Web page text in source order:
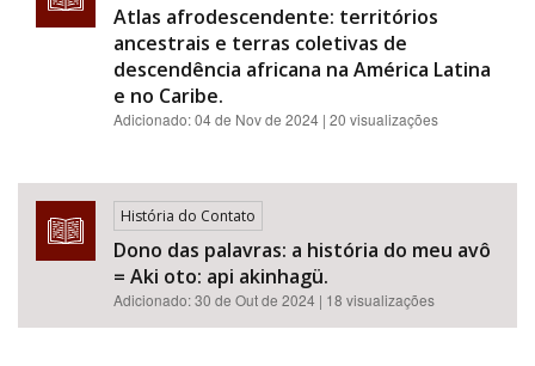
Atlas afrodescendente: territórios
ancestrais e terras coletivas de
descendência africana na América Latina
e no Caribe.
Adicionado:04 de Nov de 2024 | 20 visualizações
História do Contato
Dono das palavras: a história do meu avô
= Aki oto: api akinhagü.
Adicionado:30 de Out de 2024 | 18 visualizações